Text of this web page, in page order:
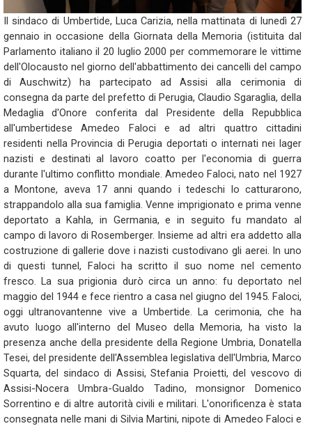
Il sindaco di Umbertide, Luca Carizia, nella mattinata di lunedì 27
gennaio in occasione della Giornata della Memoria (istituita dal
Parlamento italiano il 20 luglio 2000 per commemorare le vittime
dell'Olocausto nel giorno dell'abbattimento dei cancelli del campo
di Auschwitz) ha partecipato ad Assisi alla cerimonia di
consegna da parte del prefetto di Perugia, Claudio Sgaraglia, della
Medaglia d'Onore conferita dal Presidente della Repubblica
all'umbertidese Amedeo Faloci e ad altri quattro cittadini
residenti nella Provincia di Perugia deportati o internati nei lager
nazisti e destinati al lavoro coatto per l'economia di guerra
durante l'ultimo conflitto mondiale. Amedeo Faloci, nato nel 1927
a Montone, aveva 17 anni quando i tedeschi lo catturarono,
strappandolo alla sua famiglia. Venne imprigionato e prima venne
deportato a Kahla, in Germania, e in seguito fu mandato al
campo di lavoro di Rosemberger. Insieme ad altri era addetto alla
costruzione di gallerie dove i nazisti custodivano gli aerei. In uno
di questi tunnel, Faloci ha scritto il suo nome nel cemento
fresco. La sua prigionia durò circa un anno: fu deportato nel
maggio del 1944 e fece rientro a casa nel giugno del 1945. Faloci,
oggi ultranovantenne vive a Umbertide. La cerimonia, che ha
avuto luogo all'interno del Museo della Memoria, ha visto la
presenza anche della presidente della Regione Umbria, Donatella
Tesei, del presidente dell'Assemblea legislativa dell'Umbria, Marco
Squarta, del sindaco di Assisi, Stefania Proietti, del vescovo di
Assisi-Nocera Umbra-Gualdo Tadino, monsignor Domenico
Sorrentino e di altre autorità civili e militari. L'onorificenza è stata
consegnata nelle mani di Silvia Martini, nipote di Amedeo Faloci e